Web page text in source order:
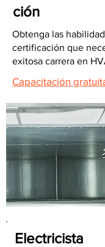
ción
Obtenga las
certificación que
exitosa carrera en
Capacitación
Electricista